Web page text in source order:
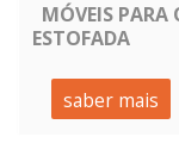
MÓVEIS
ESTOFADA
saber mais